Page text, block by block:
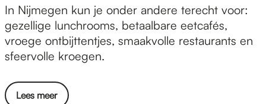
E
t
e
n
d
In Nijmegen kun je onder andere terecht voor:
gezellige lunchrooms, betaalbare eetcafés,
vroege ontbijttentjes, smaakvolle restaurants en
sfeervolle kroegen.
Lees meer